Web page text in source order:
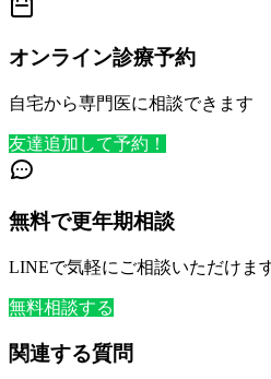
オンライン診療予約
自宅から専門医に相談できます
友達追加して予約！
無料で更年期相談
LINEで気軽にご相談いただけま
無料相談する
関連する質問